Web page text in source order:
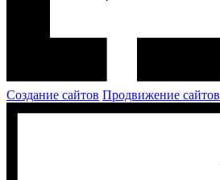
Создание сайтов Продвижение сайтов